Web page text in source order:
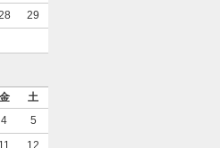
29
金
土
4
5
11 12